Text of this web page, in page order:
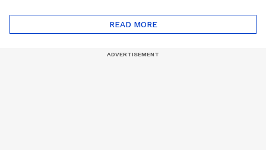
Eco Marathon 2025
READ MORE